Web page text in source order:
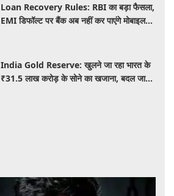
Loan Recovery Rules: RBI का बड़ा फैसला,
EMI डिफॉल्ट पर बैंक अब नहीं कर पाएंगे मोबाइल
India Gold Reserve: खुलने जा रहा भारत के
₹31.5 लाख करोड़ के सोने का खजाना, बदल जाएगा